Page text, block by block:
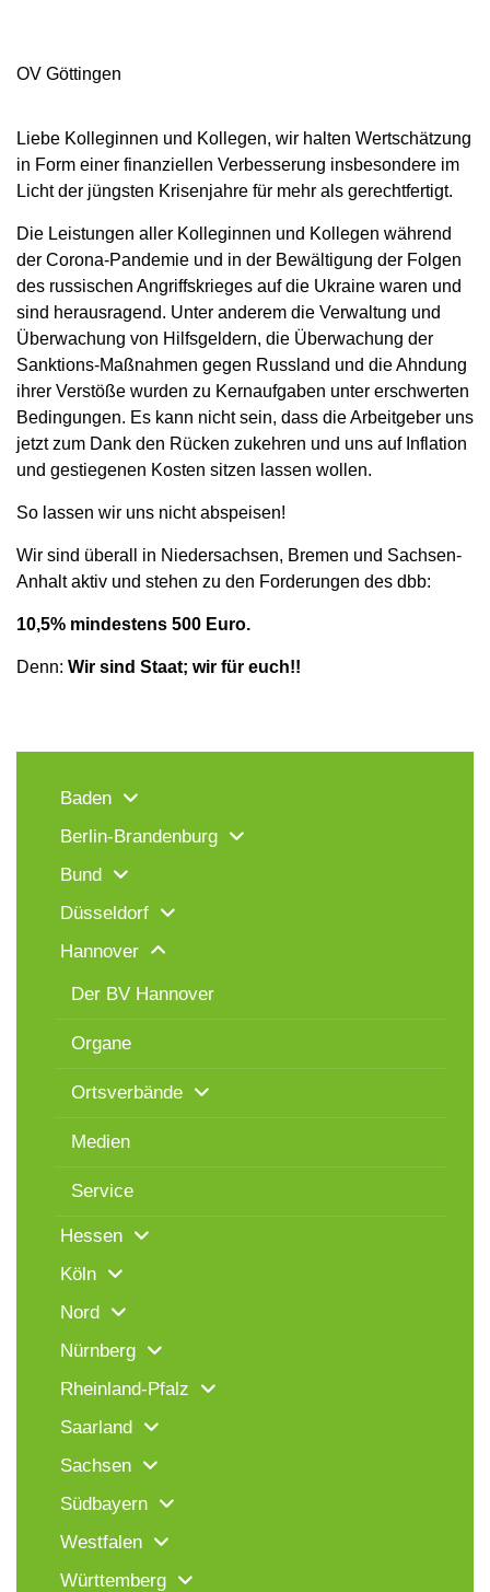
OV Göttingen
Liebe Kolleginnen und Kollegen, wir halten Wertschätzung
in Form einer finanziellen Verbesserung insbesondere im
Licht der jüngsten Krisenjahre für mehr als gerechtfertigt.
Die Leistungen aller Kolleginnen und Kollegen während
der Corona-Pandemie und in der Bewältigung der Folgen
des russischen Angriffskrieges auf die Ukraine waren und
sind herausragend. Unter anderem die Verwaltung und
Überwachung von Hilfsgeldern, die Überwachung der
Sanktions-Maßnahmen gegen Russland und die Ahndung
ihrer Verstöße wurden zu Kernaufgaben unter erschwerten
Bedingungen. Es kann nicht sein, dass die Arbeitgeber uns
jetzt zum Dank den Rücken zukehren und uns auf Inflation
und gestiegenen Kosten sitzen lassen wollen.
So lassen wir uns nicht abspeisen!
Wir sind überall in Niedersachsen, Bremen und Sachsen-
Anhalt aktiv und stehen zu den Forderungen des dbb:
10,5% mindestens 500 Euro.
Denn: Wir sind Staat; wir für euch!!
Baden
Berlin-Brandenburg
Bund
Düsseldorf
Hannover
Der BV Hannover
Organe
Ortsverbände
Medien
Service
Hessen
Köln
Nord
Nürnberg
Rheinland-Pfalz
Saarland
Sachsen
Südbayern
Westfalen
Württemberg